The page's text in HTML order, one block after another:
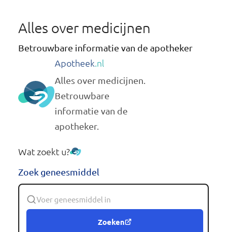
Alles over medicijnen
Betrouwbare informatie van de apotheker
Apotheek.nl
Alles over medicijnen.
Betrouwbare
informatie van de
apotheker.
Wat zoekt u?
Zoek geneesmiddel
Zoeken